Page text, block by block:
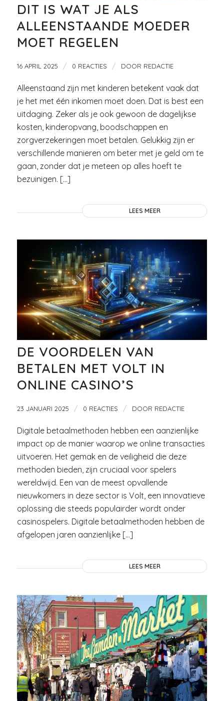
DIT IS WAT JE ALS
ALLEENSTAANDE MOEDER
MOET REGELEN
16 APRIL 2025 / 0 REACTIES / DOOR REDACTIE
Alleenstaand zijn met kinderen betekent vaak dat
je het met één inkomen moet doen. Dat is best een
uitdaging. Zeker als je ook gewoon de dagelijkse
kosten, kinderopvang, boodschappen en
zorgverzekeringen moet betalen. Gelukkig zijn er
verschillende manieren om beter met je geld om te
gaan, zonder dat je meteen op alles hoeft te
bezuinigen. […]
LEES MEER
DE VOORDELEN VAN
BETALEN MET VOLT IN
ONLINE CASINO’S
23 JANUARI 2025 / 0 REACTIES / DOOR REDACTIE
Digitale betaalmethoden hebben een aanzienlijke
impact op de manier waarop we online transacties
uitvoeren. Het gemak en de veiligheid die deze
methoden bieden, zijn cruciaal voor spelers
wereldwijd. Een van de meest opvallende
nieuwkomers in deze sector is Volt, een innovatieve
oplossing die steeds populairder wordt onder
casinospelers. Digitale betaalmethoden hebben de
afgelopen jaren aanzienlijke […]
LEES MEER